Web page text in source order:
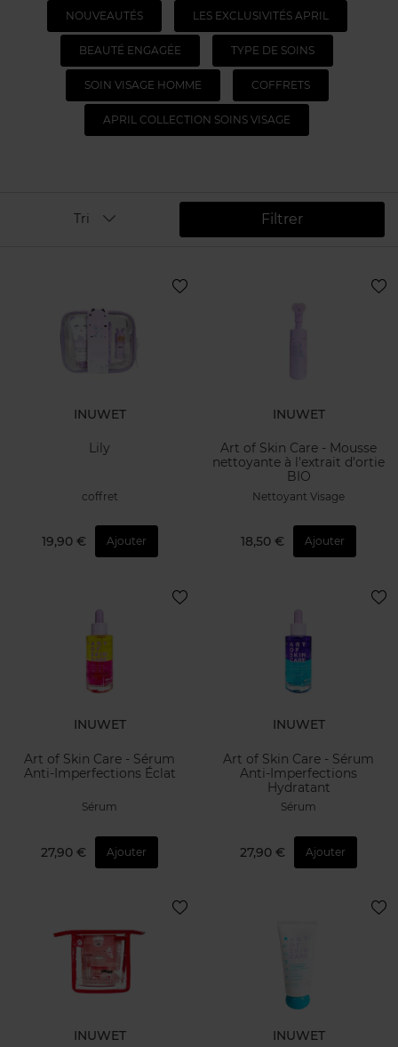
NOUVEAUTÉS LES EXCLUSIVITÉS APRIL
BEAUTÉ ENGAGÉE TYPE DE SOINS
SOIN VISAGE HOMME COFFRETS
APRIL COLLECTION SOINS VISAGE
Filtrer
Tri
INUWET
Lily
coffret
19,90 € Ajouter
INUWET
Art of Skin Care - Mousse
nettoyante à l'extrait d'ortie
BIO
Nettoyant Visage
18,50 € Ajouter
INUWET
Art of Skin Care - Sérum
Anti-Imperfections Éclat
Sérum
27,90 € Ajouter
INUWET
Art of Skin Care - Sérum
Anti-Imperfections
Hydratant
Sérum
27,90 € Ajouter
INUWET INUWET